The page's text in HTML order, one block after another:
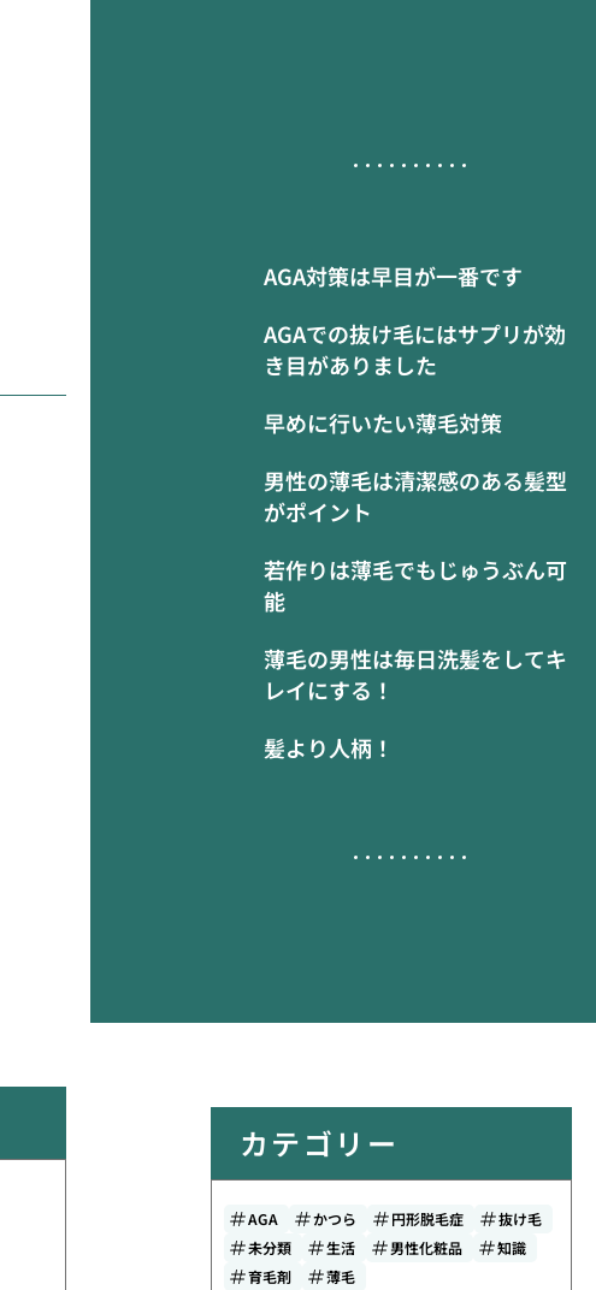
AGA対策は早目が一番です
AGAでの抜け毛にはサプリが効
き目がありました
早めに行いたい薄毛対策
男性の薄毛は清潔感のある髪型
がポイント
若作りは薄毛でもじゅうぶん可
能
薄毛の男性は毎日洗髪をしてキ
レイにする！
髪より人柄！
カテゴリー
AGA かつら 円形脱毛症
抜け毛
未分類
生活 男性化粧品
知識
育毛剤
薄毛